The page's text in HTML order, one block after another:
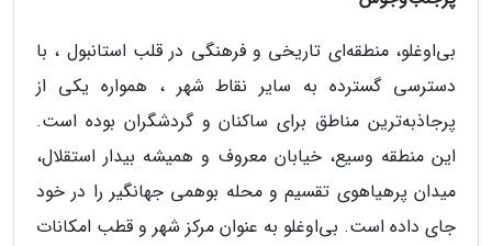
بی‌اوغلو، منطقه‌ای تاریخی و فرهنگی در قلب استانبول ، با
دسترسی گسترده به سایر نقاط شهر ، همواره یکی از
پرجاذبه‌ترین مناطق برای ساکنان و گردشگران بوده است.
این منطقه وسیع، خیابان معروف و همیشه بیدار استقلال،
میدان پرهیاهوی تقسیم و محله بوهمی جهانگیر را در خود
جای داده است. بی‌اوغلو به عنوان مرکز شهر و قطب امکانات